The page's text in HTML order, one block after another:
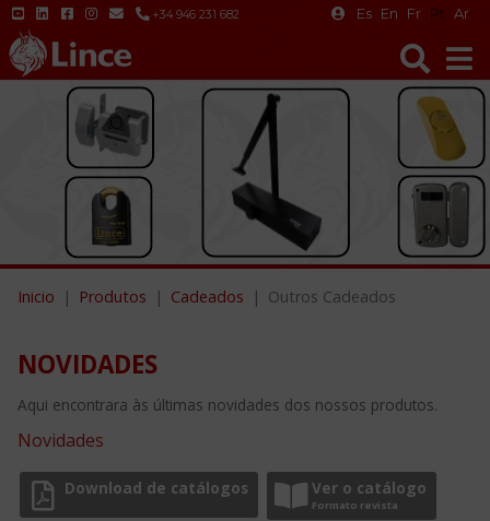
+34 946 231 682 Es En Fr Pt Ar
Inicio Produtos Cadeados Outros Cadeados
NOVIDADES
Aqui encontrara às últimas novidades dos nossos produtos.
Novidades
Download de catálogos Ver o catálogo
Formato revista